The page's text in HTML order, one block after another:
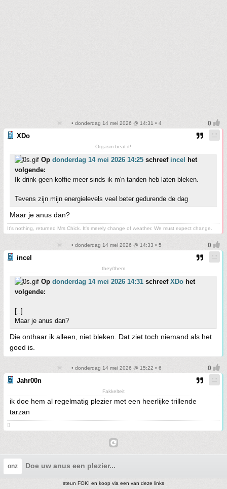
• donderdag 14 mei 2026 @ 14:31 • 4
XDo
Orgasm beat it!
Op donderdag 14 mei 2026 14:25 schreef incel
het
volgende:
Ik drink geen koffie meer sinds ik m'n tanden heb laten bleken.
Tevens zijn mijn energielevels veel beter gedurende de dag
Maar je anus dan?
It's nothing, returned Mrs Chick. It's merely change of weather. We must expect change.
• donderdag 14 mei 2026 @ 14:33 • 5
incel
they/them
Op donderdag 14 mei 2026 14:31 schreef XDo het
volgende:
[..]
Maar je anus dan?
Die onthaar ik alleen, niet bleken. Dat ziet toch niemand als het
goed is.
• donderdag 14 mei 2026 @ 15:22 • 6
Jahr00n
Fakkelteit
ik doe hem al regelmatig plezier met een heerlijke trillende
tarzan

onz Doe uw anus een plezier...
steun FOK! en koop via een van deze links